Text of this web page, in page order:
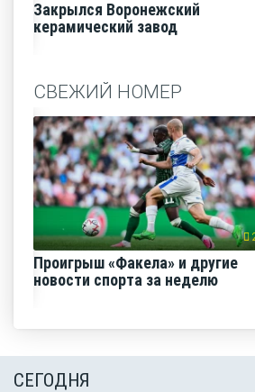
Закрылся Воронежский
керамический завод
СВЕЖИЙ НОМЕР
Проигрыш «Факела» и другие
новости спорта за неделю
СЕГОДНЯ